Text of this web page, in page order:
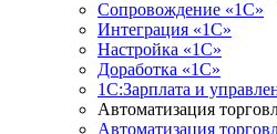
Сопровождение «1С»
Интеграция «1С»
Настройка «1С»
Доработка «1С»
1С:Зарплата и
Автоматизация
Автоматизация